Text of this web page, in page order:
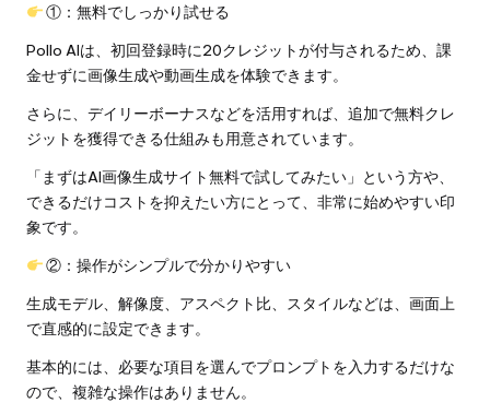
①：無料でしっかり試せる
Pollo AIは、初回登録時に20クレジットが付与されるため、課
金せずに画像生成や動画生成を体験できます。
さらに、デイリーボーナスなどを活用すれば、追加で無料クレ
ジットを獲得できる仕組みも用意されています。
「まずはAI画像生成サイト無料で試してみたい」という方や、
できるだけコストを抑えたい方にとって、非常に始めやすい印
象です。
②：操作がシンプルで分かりやすい
生成モデル、解像度、アスペクト比、スタイルなどは、画面上
で直感的に設定できます。
基本的には、必要な項目を選んでプロンプトを入力するだけな
ので、複雑な操作はありません。